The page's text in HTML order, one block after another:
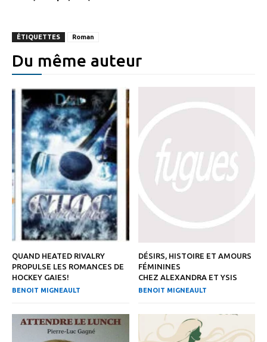
ÉTIQUETTES Roman
Du même auteur
QUAND HEATED RIVALRY
PROPULSE LES ROMANCES DE
HOCKEY GAIES!
BENOIT MIGNEAULT
DÉSIRS, HISTOIRE ET AMOURS
FÉMININES
CHEZ ALEXANDRA ET YSIS
BENOIT MIGNEAULT